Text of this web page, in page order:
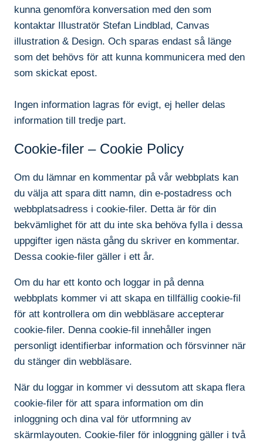
kunna genomföra konversation med den som
kontaktar Illustratör Stefan Lindblad, Canvas
illustration & Design. Och sparas endast så länge
som det behövs för att kunna kommunicera med den
som skickat epost.
Ingen information lagras för evigt, ej heller delas
information till tredje part.
Cookie-filer – Cookie Policy
Om du lämnar en kommentar på vår webbplats kan
du välja att spara ditt namn, din e-postadress och
webbplatsadress i cookie-filer. Detta är för din
bekvämlighet för att du inte ska behöva fylla i dessa
uppgifter igen nästa gång du skriver en kommentar.
Dessa cookie-filer gäller i ett år.
Om du har ett konto och loggar in på denna
webbplats kommer vi att skapa en tillfällig cookie-fil
för att kontrollera om din webbläsare accepterar
cookie-filer. Denna cookie-fil innehåller ingen
personligt identifierbar information och försvinner när
du stänger din webbläsare.
När du loggar in kommer vi dessutom att skapa flera
cookie-filer för att spara information om din
inloggning och dina val för utformning av
skärmlayouten. Cookie-filer för inloggning gäller i två